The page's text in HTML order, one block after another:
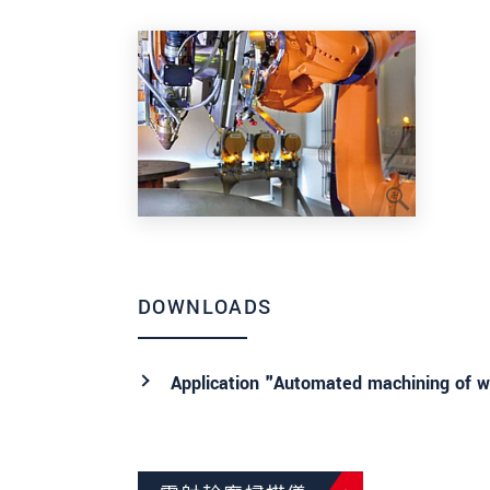
DOWNLOADS
Application "Automated machining of